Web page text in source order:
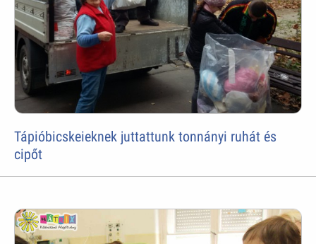
Tápióbicskeieknek juttattunk tonnányi ruhát és
cipőt